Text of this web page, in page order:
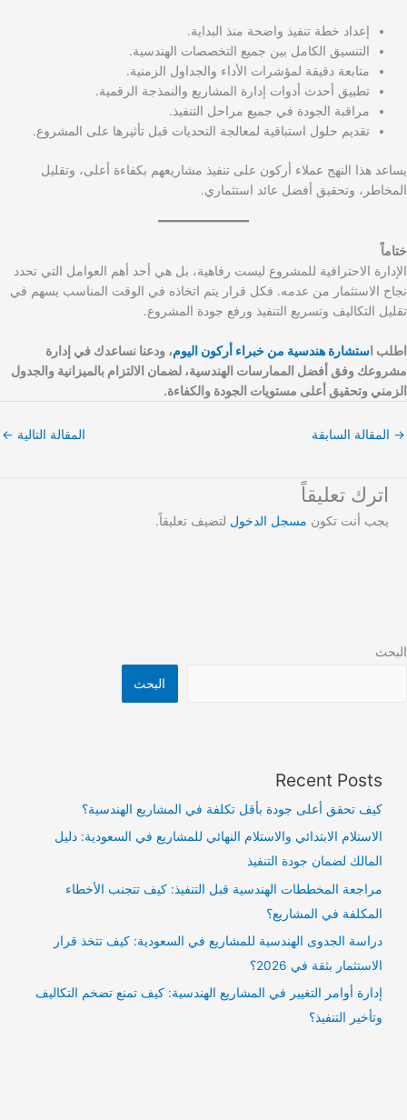
إعداد خطة تنفيذ واضحة منذ البداية.
التنسيق الكامل بين جميع التخصصات الهندسية.
متابعة دقيقة لمؤشرات الأداء والجداول الزمنية.
تطبيق أحدث أدوات إدارة المشاريع والنمذجة الرقمية.
مراقبة الجودة في جميع مراحل التنفيذ.
تقديم حلول استباقية لمعالجة التحديات قبل تأثيرها على المشروع.
يساعد هذا النهج عملاء أركون على تنفيذ مشاريعهم بكفاءة أعلى، وتقليل
المخاطر، وتحقيق أفضل عائد استثماري.
ختاماً
الإدارة الاحترافية للمشروع ليست رفاهية، بل هي أحد أهم العوامل التي تحدد
نجاح الاستثمار من عدمه. فكل قرار يتم اتخاذه في الوقت المناسب يسهم في
تقليل التكاليف وتسريع التنفيذ ورفع جودة المشروع.
اطلب ا ستشارة هندسية من خبراء أركون اليوم، ودعنا نساعدك في إدارة
مشروعك وفق أفضل الممارسات الهندسية، لضمان الالتزام بالميزانية والجدول
الزمني وتحقيق أعلى مستويات الجودة والكفاءة.
→ المقالة السابقة المقالة التالية ←
اترك تعليقاً
يجب أنت تكون مسجل الدخول لتضيف تعليقاً.
البحث
البحث
Recent Posts
كيف تحقق أعلى جودة بأقل تكلفة في المشاريع الهندسية؟
الاستلام الابتدائي والاستلام النهائي للمشاريع في السعودية: دليل
المالك لضمان جودة التنفيذ
مراجعة المخططات الهندسية قبل التنفيذ: كيف تتجنب الأخطاء
المكلفة في المشاريع؟
دراسة الجدوى الهندسية للمشاريع في السعودية: كيف تتخذ قرار
الاستثمار بثقة في 2026؟
إدارة أوامر التغيير في المشاريع الهندسية: كيف تمنع تضخم التكاليف
وتأخير التنفيذ؟